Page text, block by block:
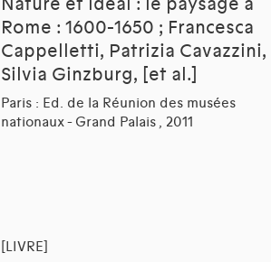
Nature et idéal : le paysage à
Rome : 1600-1650 ; Francesca
Cappelletti, Patrizia Cavazzini,
Silvia Ginzburg, [et al.]
Paris : Ed. de la Réunion des musées
nationaux - Grand Palais , 2011
[LIVRE]